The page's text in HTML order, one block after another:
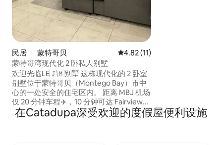
民居 ｜ 蒙特哥贝 平均评分 4.82 分（满分 5 分）
4.82 (11)
蒙特哥湾现代化 2 卧私人别墅
欢迎光临LE🇯🇲别墅 这栋现代化的 2 卧室
别墅位于蒙特哥贝（Montego Bay）市中
心的一处安全的住宅区内。 距离 MBJ 机场
仅 20 分钟车程✈️，10 分钟可达 Fairview
购物中心🛍️，15 分钟可达海滩和各大热门
景点，如医生洞海滩（Doctor's Cave
在Catadupa深受欢迎的度假屋便利设施